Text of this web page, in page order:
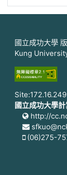
國立成功大學
Kung
國立成功大學
http://
(06)275-